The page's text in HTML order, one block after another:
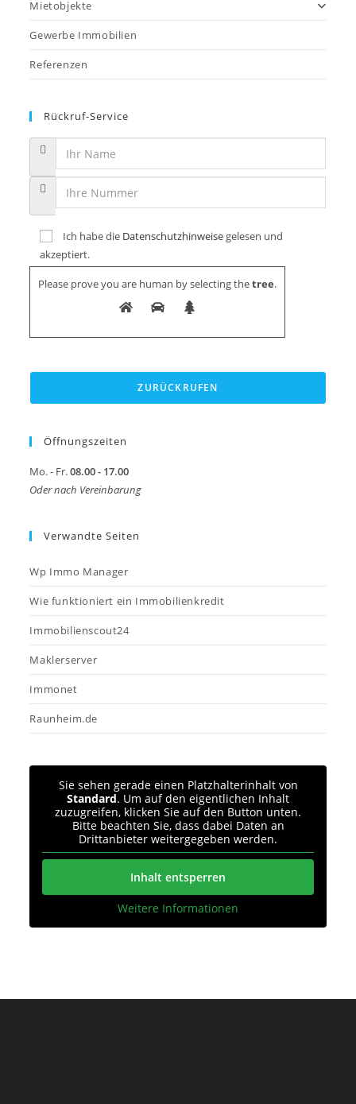
Mietobjekte
Gewerbe Immobilien
Referenzen
Rückruf-Service
Ich habe die Datenschutzhinweise gelesen und
akzeptiert.
Please prove you are human by selecting thetree.
Öffnungszeiten
Mo. - Fr.08.00 - 17.00
Oder nach Vereinbarung
Verwandte Seiten
Wp Immo Manager
Wie funktioniert ein Immobilienkredit
Immobilienscout24
Maklerserver
Immonet
Raunheim.de
Sie sehen gerade einen Platzhalterinhalt von
Standard. Um auf den eigentlichen Inhalt
zuzugreifen, klicken Sie auf den Button unten.
Bitte beachten Sie, dass dabei Daten an
Drittanbieter weitergegeben werden.
Inhalt entsperren
Weitere Informationen